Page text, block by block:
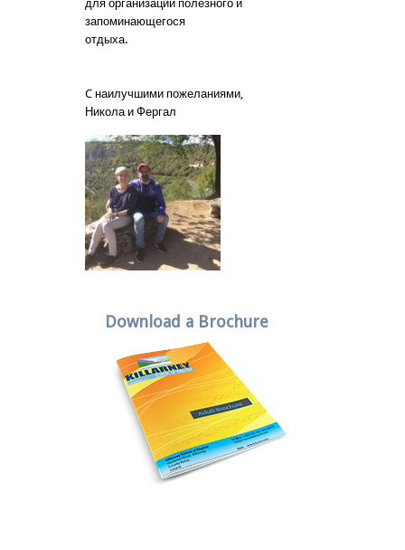
для организации полезного и
запоминающегося
отдыха.
C наилучшими пожеланиями,
Никола и Фергал
Download a Brochure